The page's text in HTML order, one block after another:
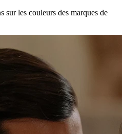
sur les couleurs des marques de